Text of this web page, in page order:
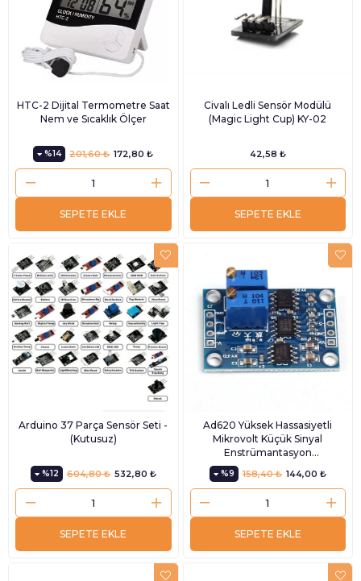
HTC-2 Dijital Termometre Saat
Nem ve Sıcaklık Ölçer
%14 172,80 ₺
201,60 ₺
SEPETE EKLE
Civalı Ledli Sensör Modülü
(Magic Light Cup) KY-02
42,58 ₺
SEPETE EKLE
Arduino 37 Parça Sensör Seti -
(Kutusuz)
%12 532,80 ₺
604,80 ₺
SEPETE EKLE
Ad620 Yüksek Hassasiyetli
Mikrovolt Küçük Sinyal
Enstrümantasyon
Amplifikatörü Modülü
%9 144,00 ₺
158,40 ₺
SEPETE EKLE